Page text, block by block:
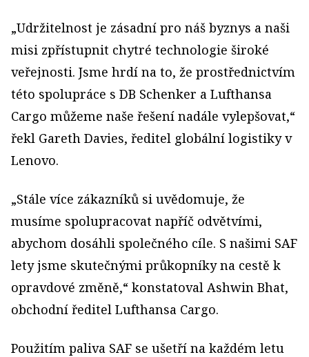
„Udržitelnost je zásadní pro náš byznys a naši
misi zpřístupnit chytré technologie široké
veřejnosti. Jsme hrdí na to, že prostřednictvím
této spolupráce s DB Schenker a Lufthansa
Cargo můžeme naše řešení nadále vylepšovat,“
řekl Gareth Davies, ředitel globální logistiky v
Lenovo.
„Stále více zákazníků si uvědomuje, že
musíme spolupracovat napříč odvětvími,
abychom dosáhli společného cíle. S našimi SAF
lety jsme skutečnými průkopníky na cestě k
opravdové změně,“ konstatoval Ashwin Bhat,
obchodní ředitel Lufthansa Cargo.
Použitím paliva SAF se ušetří na každém letu